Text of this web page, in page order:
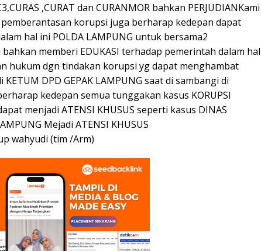
,CURAT dan CURANMOR bahkan PERJUDIANKami
korupsi juga berharap kedepan dapat
hal ini POLDA LAMPUNG untuk bersama2
memberi EDUKASI terhadap pemerintah dalam hal
hukum dgn tindakan korupsi yg dapat menghambat
DPD GEPAK LAMPUNG saat di sambangi di
kedepan semua tunggakan kasus KORUPSI
menjadi ATENSI KHUSUS seperti kasus DINAS
Mejadi ATENSI KHUSUS
wahyudi (tim /Arm)